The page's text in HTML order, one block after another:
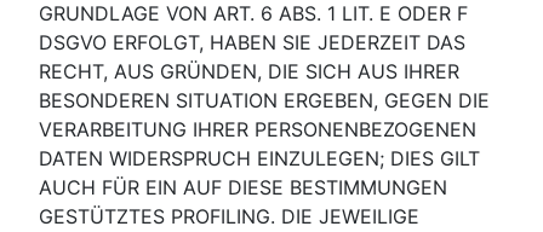
GRUNDLAGE VON ART. 6 ABS. 1 LIT. E ODER F
DSGVO ERFOLGT, HABEN SIE JEDERZEIT DAS
RECHT, AUS GRÜNDEN, DIE SICH AUS IHRER
BESONDEREN SITUATION ERGEBEN, GEGEN DIE
VERARBEITUNG IHRER PERSONENBEZOGENEN
DATEN WIDERSPRUCH EINZULEGEN; DIES GILT
AUCH FÜR EIN AUF DIESE BESTIMMUNGEN
GESTÜTZTES PROFILING. DIE JEWEILIGE